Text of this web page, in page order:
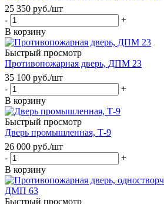
25 350 руб./шт
-
+
В корзину
Быстрый просмотр
Противопожарная дверь, ДПМ 23
35 100 руб./шт
-
+
В корзину
Быстрый просмотр
Дверь промышленная, Т-9
26 000 руб./шт
-
+
В корзину
Быстрый просмотр